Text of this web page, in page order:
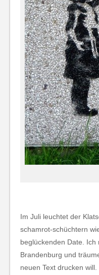
Im Juli leuchtet der
schamrot-schüchtern
beglückenden Date.
Brandenburg und
neuen Text drucken